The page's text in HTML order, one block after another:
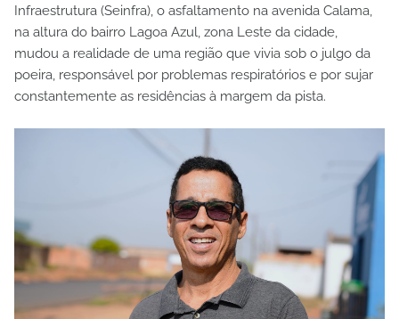
Infraestrutura (Seinfra), o asfaltamento na avenida Calama,
na altura do bairro Lagoa Azul, zona Leste da cidade,
mudou a realidade de uma região que vivia sob o julgo da
poeira, responsável por problemas respiratórios e por sujar
constantemente as residências à margem da pista.